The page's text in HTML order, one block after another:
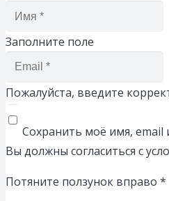
Заполните поле
Пожалуйста, введите
Сохранить моё имя, email
Вы должны согласиться с
Потяните ползунок вправо *